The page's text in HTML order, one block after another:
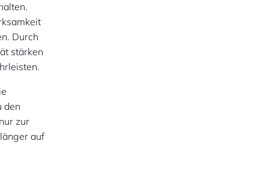
Durch
stärken
den
zur
auf